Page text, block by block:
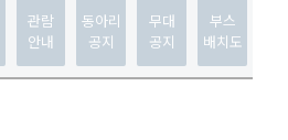
관람
안내
동아리
공지
무대
공지
부스
배치도